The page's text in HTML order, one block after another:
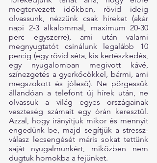
megtervezett időkben, rövid ideig
olvassunk, nézzünk csak híreket (akár
napi 2-3 alkalommal, maximum 20-30
perc egyszerre), ami után valami
megnyugtatót csinálunk legalább 10
percig (egy rövid séta, kis kertészkedés,
egy nyugalomban megivott kávé,
színezgetés a gyerkőcökkel, bármi, ami
megszokott és jóleső). Ne pörgessük
állandóan a telefont új hírek után, ne
olvassuk a világ egyes országainak
veszteség számait egy órán keresztül.
Azzal, hogy irányítjuk mikor és mennyit
engedünk be, majd segítjük a stressz-
válasz lecsengését máris sokat tettünk
saját nyugalmunkért, miközben nem
dugtuk homokba a fejünket.